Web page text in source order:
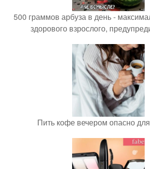
500 граммов арбуза в день -
здорового взрослого,
Пить кофе вечером опасно